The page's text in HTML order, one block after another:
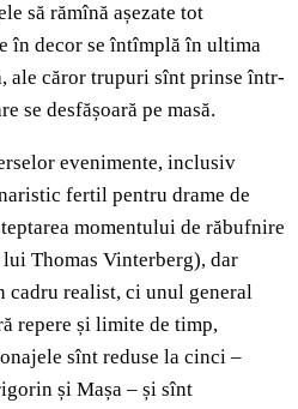
să rămînă așezate tot
în decor se întîmplă în ultima
ale căror trupuri sînt prinse într-
se desfășoară pe masă.
evenimente, inclusiv
fertil pentru drame de
momentului de răbufnire
lui Thomas Vinterberg), dar
cadru realist, ci unul general
repere și limite de timp,
sînt reduse la cinci –
și Mașa – și sînt